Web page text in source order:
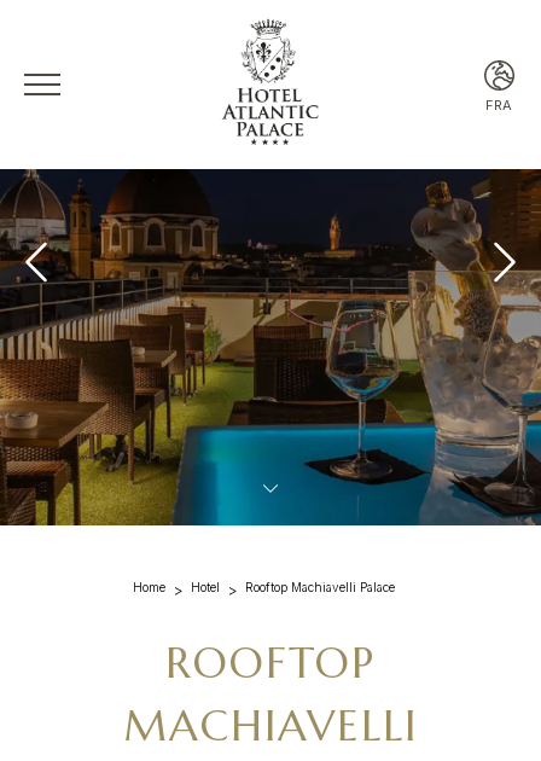
FRA
ENG
FRA
Home Hotel Rooftop Machiavelli Palace
ROOFTOP
MACHIAVELLI